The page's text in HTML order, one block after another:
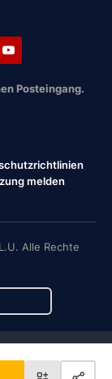
Posteingang.
melden
Alle Rechte